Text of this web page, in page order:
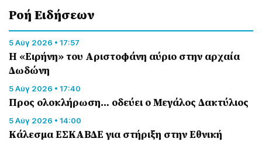
Ροή Eιδήσεων
5 Αύγ 2026 • 17:57
Η «Ειρήνη» του Αριστοφάνη αύριο στην αρχαία
Δωδώνη
5 Αύγ 2026 • 17:40
Προς ολοκλήρωση… οδεύει ο Μεγάλος Δακτύλιος
5 Αύγ 2026 • 14:00
Κάλεσμα ΕΣΚΑΒΔΕ για στήριξη στην Εθνική